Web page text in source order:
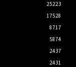
25223
17528
8717
5874
2437
2431